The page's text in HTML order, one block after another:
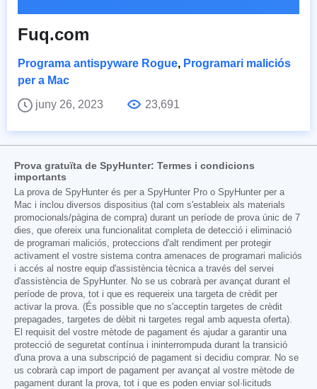
Fuq.com
Programa antispyware Rogue, Programari maliciós
per a Mac
juny 26, 2023
23,691
Prova gratuïta de SpyHunter: Termes i condicions
importants
La prova de SpyHunter és per a SpyHunter Pro o SpyHunter per a
Mac i inclou diversos dispositius (tal com s'estableix als materials
promocionals/pàgina de compra) durant un període de prova únic de 7
dies, que ofereix una funcionalitat completa de detecció i eliminació
de programari maliciós, proteccions d'alt rendiment per protegir
activament el vostre sistema contra amenaces de programari maliciós
i accés al nostre equip d'assistència tècnica a través del servei
d'assistència de SpyHunter. No se us cobrarà per avançat durant el
període de prova, tot i que es requereix una targeta de crèdit per
activar la prova. (És possible que no s'acceptin targetes de crèdit
prepagades, targetes de dèbit ni targetes regal amb aquesta oferta).
El requisit del vostre mètode de pagament és ajudar a garantir una
protecció de seguretat contínua i ininterrompuda durant la transició
d'una prova a una subscripció de pagament si decidiu comprar. No se
us cobrarà cap import de pagament per avançat al vostre mètode de
pagament durant la prova, tot i que es poden enviar sol·licituds